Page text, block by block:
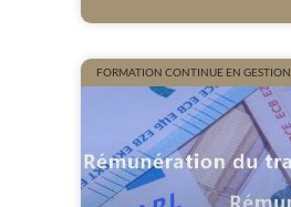
FORMATION CONTINUE EN GESTION